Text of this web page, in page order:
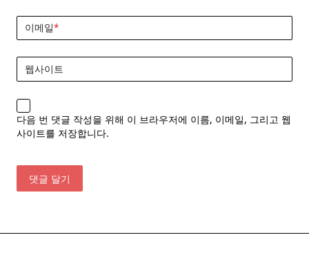
이메일*
웹사이트
다음 번 댓글 작성을 위해 이 브라우저에 이름, 이메일, 그리고 웹
사이트를 저장합니다.